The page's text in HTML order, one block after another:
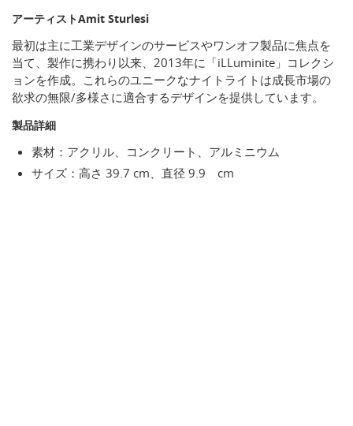
アーティストAmit Sturlesi
最初は主に工業デザインのサービスやワンオフ製品に焦点を
当て、製作に携わり以来、2013年に「iLLuminite」コレクシ
ョンを作成。これらのユニークなナイトライトは成長市場の
欲求の無限/多様さに適合するデザインを提供しています。
製品詳細
素材：アクリル、コンクリート、アルミニウム
サイズ：高さ 39.7 cm、直径 9.9 cm